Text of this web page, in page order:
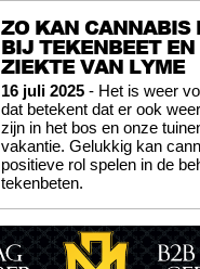
ZO KAN CANNABIS
BIJ TEKENBEET EN
ZIEKTE VAN LYME
16 juli 2025 - Het is weer
dat betekent dat er ook
zijn in het bos en onze
vakantie. Gelukkig kan
positieve rol spelen in de
tekenbeten.